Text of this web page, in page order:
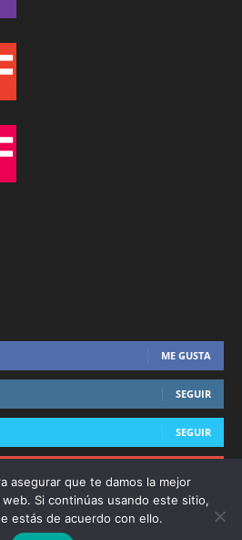
ME GUSTA
SEGUIR
SEGUIR
asegurar que te damos la mejor
Si continúas usando este sitio,
estás de acuerdo con ello.